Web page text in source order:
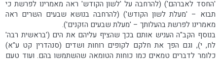
'החסד לאברהם') (להרחבה על 'לשון הקודש' ראה מאמרינו לפרשת כי
תבוא – 'מעלת לשון הקודש') (להרחבה בנושא שבעים השרים ראה
מאמרינו לפרשת בהעלותך – 'מעלת שבעים הזקנים').
בנוסף הקב"ה העניש אותם בכך שהציף עליהם את הים ('בראשית רבה'
לח, י), וגם הפך את חלקם לקופים רוחות ושדים (סנהדרין קט ע"א)
כלומר לדברים טמאים כמו כוחות הטומאה שהשתמשו בהם. ועוד טעם